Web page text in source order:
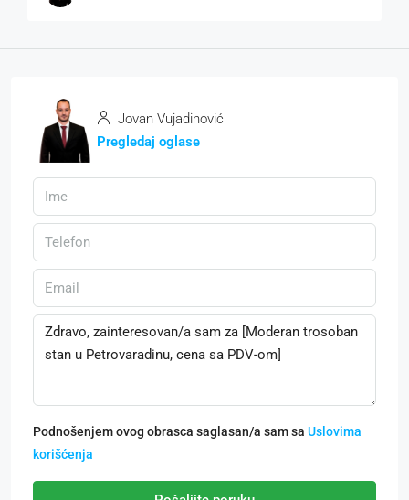
Jovan Vujadinović
Pregledaj oglase
Podnošenjem ovog obrasca saglasan/a sam sa Uslovima
korišćenja